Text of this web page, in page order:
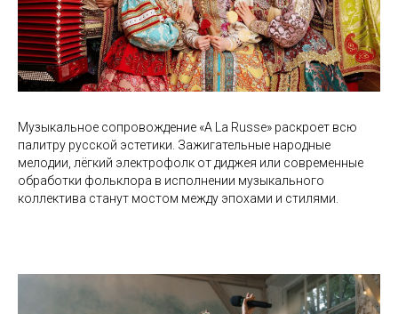
Музыкальное сопровождение «A La Russe» раскроет всю
палитру русской эстетики. Зажигательные народные
мелодии, лёгкий электрофолк от диджея или современные
обработки фольклора в исполнении музыкального
коллектива станут мостом между эпохами и стилями.